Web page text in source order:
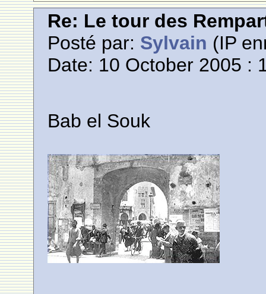
Re: Le tour des
Posté par: Sylvain (IP
Date: 10 October 2005 :
Bab el Souk